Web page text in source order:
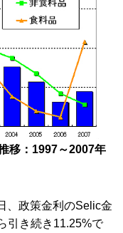
移：1997～2007年
、政策金利のSelic金
引き続き11.25%で